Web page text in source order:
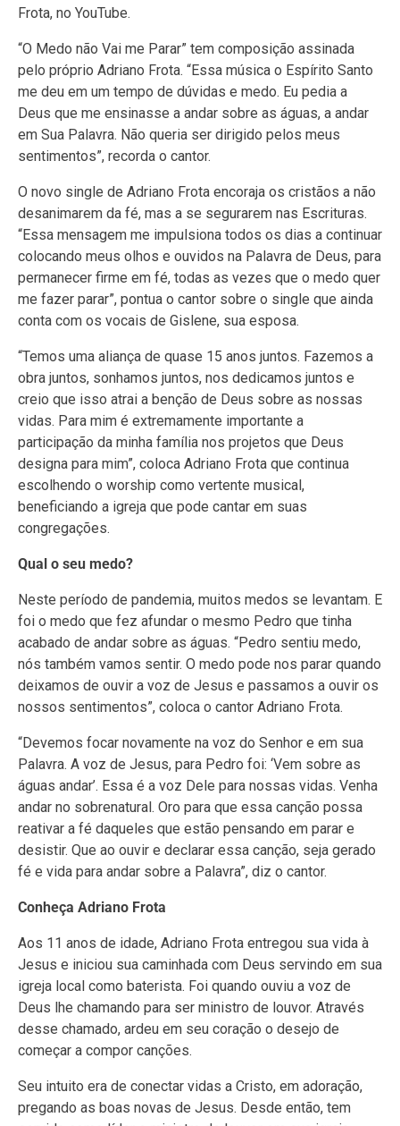
Frota, no YouTube.
“O Medo não Vai me Parar” tem composição assinada
pelo próprio Adriano Frota. “Essa música o Espírito Santo
me deu em um tempo de dúvidas e medo. Eu pedia a
Deus que me ensinasse a andar sobre as águas, a andar
em Sua Palavra. Não queria ser dirigido pelos meus
sentimentos”, recorda o cantor.
O novo single de Adriano Frota encoraja os cristãos a não
desanimarem da fé, mas a se segurarem nas Escrituras.
“Essa mensagem me impulsiona todos os dias a continuar
colocando meus olhos e ouvidos na Palavra de Deus, para
permanecer firme em fé, todas as vezes que o medo quer
me fazer parar”, pontua o cantor sobre o single que ainda
conta com os vocais de Gislene, sua esposa.
“Temos uma aliança de quase 15 anos juntos. Fazemos a
obra juntos, sonhamos juntos, nos dedicamos juntos e
creio que isso atrai a benção de Deus sobre as nossas
vidas. Para mim é extremamente importante a
participação da minha família nos projetos que Deus
designa para mim”, coloca Adriano Frota que continua
escolhendo o worship como vertente musical,
beneficiando a igreja que pode cantar em suas
congregações.
Qual o seu medo?
Neste período de pandemia, muitos medos se levantam. E
foi o medo que fez afundar o mesmo Pedro que tinha
acabado de andar sobre as águas. “Pedro sentiu medo,
nós também vamos sentir. O medo pode nos parar quando
deixamos de ouvir a voz de Jesus e passamos a ouvir os
nossos sentimentos”, coloca o cantor Adriano Frota.
“Devemos focar novamente na voz do Senhor e em sua
Palavra. A voz de Jesus, para Pedro foi: ‘Vem sobre as
águas andar’. Essa é a voz Dele para nossas vidas. Venha
andar no sobrenatural. Oro para que essa canção possa
reativar a fé daqueles que estão pensando em parar e
desistir. Que ao ouvir e declarar essa canção, seja gerado
fé e vida para andar sobre a Palavra”, diz o cantor.
Conheça Adriano Frota
Aos 11 anos de idade, Adriano Frota entregou sua vida à
Jesus e iniciou sua caminhada com Deus servindo em sua
igreja local como baterista. Foi quando ouviu a voz de
Deus lhe chamando para ser ministro de louvor. Através
desse chamado, ardeu em seu coração o desejo de
começar a compor canções.
Seu intuito era de conectar vidas a Cristo, em adoração,
pregando as boas novas de Jesus. Desde então, tem